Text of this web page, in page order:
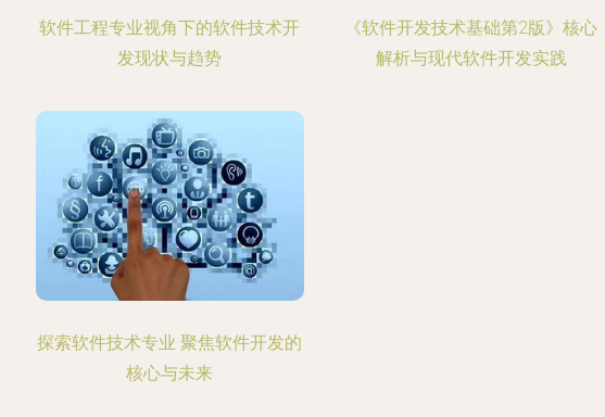
软件工程专业视角下的软件技术开
发现状与趋势
《软件开发技术基础第2版》核心
解析与现代软件开发实践
探索软件技术专业 聚焦软件开发的
核心与未来